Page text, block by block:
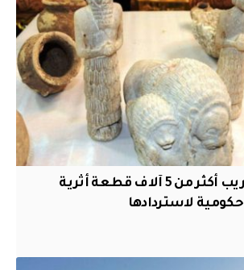
بعد 2003.. تهريب أكثر من 5 آلاف قطعة أثرية
لاستردادها